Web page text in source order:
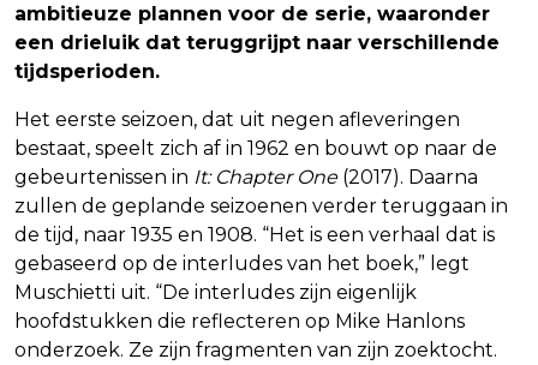
ambitieuze plannen voor de serie, waaronder
een drieluik dat teruggrijpt naar verschillende
tijdsperioden.
Het eerste seizoen, dat uit negen afleveringen
bestaat, speelt zich af in 1962 en bouwt op naar de
gebeurtenissen in It: Chapter One(2017). Daarna
zullen de geplande seizoenen verder teruggaan in
de tijd, naar 1935 en 1908. “Het is een verhaal dat is
gebaseerd op de interludes van het boek,” legt
Muschietti uit. “De interludes zijn eigenlijk
hoofdstukken die reflecteren op Mike Hanlons
onderzoek. Ze zijn fragmenten van zijn zoektocht.